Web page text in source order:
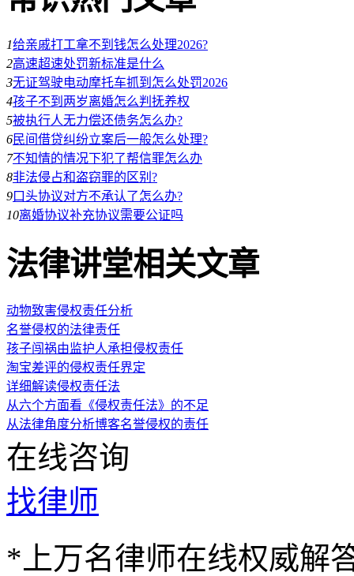
1给亲戚打工拿不到钱怎么处理2026?
2高速超速处罚新标准是什么
3无证驾驶电动摩托车抓到怎么处罚2026
4孩子不到两岁离婚怎么判抚养权
5被执行人无力偿还债务怎么办?
6民间借贷纠纷立案后一般怎么处理?
7不知情的情况下犯了帮信罪怎么办
8非法侵占和盗窃罪的区别?
9口头协议对方不承认了怎么办?
10离婚协议补充协议需要公证吗
法律讲堂相关文章
动物致害侵权责任分析
名誉侵权的法律责任
孩子闯祸由监护人承担侵权责任
淘宝差评的侵权责任界定
详细解读侵权责任法
从六个方面看《侵权责任法》的不足
从法律角度分析博客名誉侵权的责任
在线咨询
找律师
* 上万名律师在线权威解